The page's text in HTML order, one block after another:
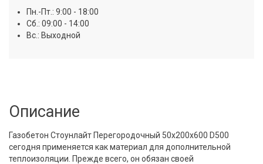
Пн.-Пт.: 9:00 - 18:00
Сб.: 09:00 - 14:00
Вс.: Выходной
Описание
Газобетон Стоунлайт Перегородочный 50х200х600 D500
сегодня применяется как материал для дополнительной
теплоизоляции. Прежде всего, он обязан своей